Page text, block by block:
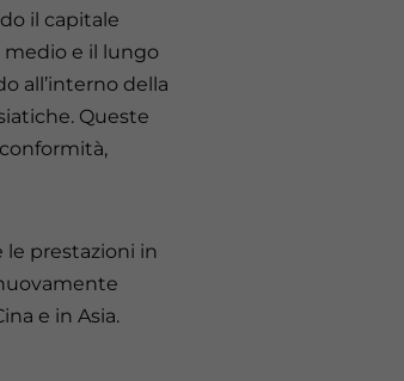
il capitale
medio e il lungo
all’interno della
Queste
le prestazioni in
e in Asia.